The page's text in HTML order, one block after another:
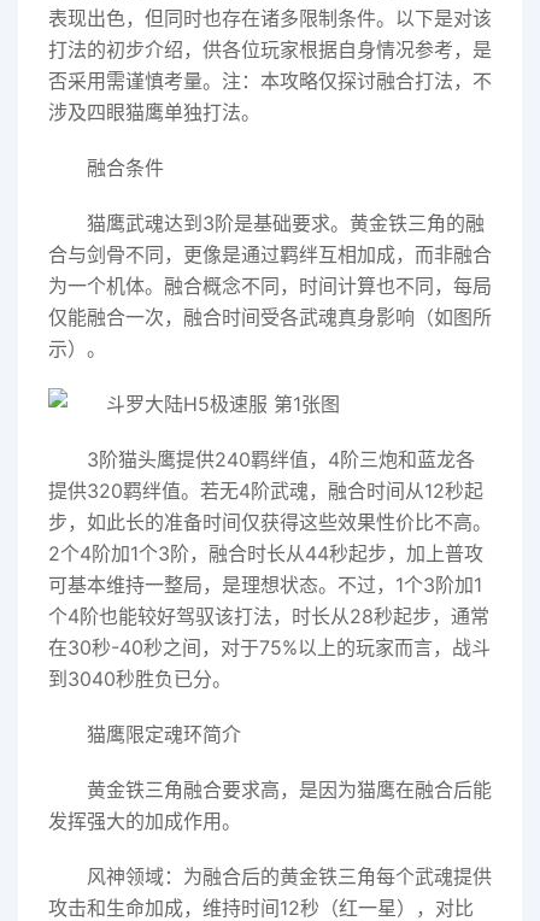
表现出色，但同时也存在诸多限制条件。以下是对该
打法的初步介绍，供各位玩家根据自身情况参考，是
否采用需谨慎考量。注：本攻略仅探讨融合打法，不
涉及四眼猫鹰单独打法。
融合条件
猫鹰武魂达到3阶是基础要求。黄金铁三角的融
合与剑骨不同，更像是通过羁绊互相加成，而非融合
为一个机体。融合概念不同，时间计算也不同，每局
仅能融合一次，融合时间受各武魂真身影响（如图所
示）。
3阶猫头鹰提供240羁绊值，4阶三炮和蓝龙各
提供320羁绊值。若无4阶武魂，融合时间从12秒起
步，如此长的准备时间仅获得这些效果性价比不高。
2个4阶加1个3阶，融合时长从44秒起步，加上普攻
可基本维持一整局，是理想状态。不过，1个3阶加1
个4阶也能较好驾驭该打法，时长从28秒起步，通常
在30秒-40秒之间，对于75%以上的玩家而言，战斗
到3040秒胜负已分。
猫鹰限定魂环简介
黄金铁三角融合要求高，是因为猫鹰在融合后能
发挥强大的加成作用。
风神领域：为融合后的黄金铁三角每个武魂提供
攻击和生命加成，维持时间12秒（红一星），对比